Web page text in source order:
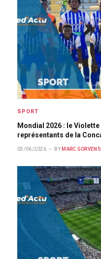
SPORT
Mondial 2026 : le
représentants de la
05/06/2026 BY MARC